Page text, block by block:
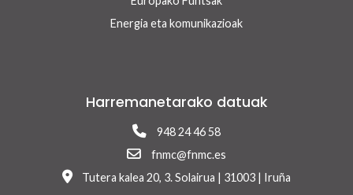
Energia eta komunikazioak
Harremanetarako datuak
948 24 46 58
fnmc@fnmc.es
Tutera kalea 20, 3. Solairua | 31003 | Iruña